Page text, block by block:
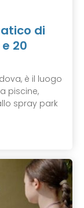
di
20
è il luogo
piscine,
spray park